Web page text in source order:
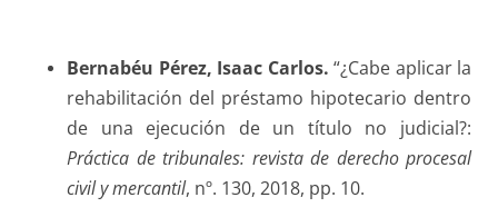
Bernabéu Pérez, Isaac Carlos. “¿Cabe aplicar la
rehabilitación del préstamo hipotecario dentro
de una ejecución de un título no judicial?:
Práctica de tribunales: revista de derecho procesal
civil y mercantil, nº. 130, 2018, pp. 10.